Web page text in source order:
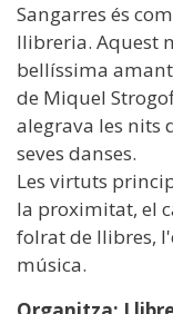
Sangarres és
llibreria. Aquest
bellíssima
de Miquel
alegrava les nits
seves danses.
Les virtuts
la proximitat, el
folrat de llibres,
música.